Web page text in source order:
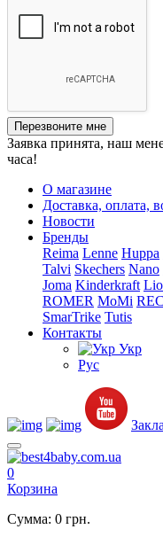
Перезвоните мне
Заявка принята, наш
часа!
О магазине
Доставка, оплата,
Новости
Бренды
Reima Lenne Huppa
Talvi Skechers Nano
Joma Kinderkraft
ROMER MoMi
SmarTrike Tutis
Контакты
Укр
Рус
0
Корзина
Сумма: 0 грн.